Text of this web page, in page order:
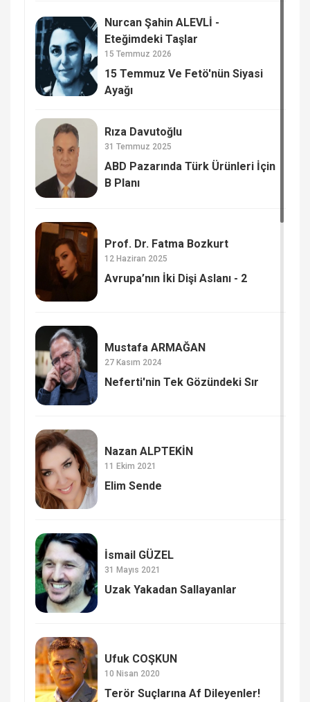
Nurcan Şahin ALEVLİ -
Eteğimdeki Taşlar
15 Temmuz 2026
15 Temmuz Ve Fetö'nün Siyasi
Ayağı
Rıza Davutoğlu
31 Temmuz 2025
ABD Pazarında Türk Ürünleri İçin
B Planı
Prof. Dr. Fatma Bozkurt
12 Haziran 2025
Avrupa’nın İki Dişi Aslanı - 2
Mustafa ARMAĞAN
27 Kasım 2024
Neferti'nin Tek Gözündeki Sır
Nazan ALPTEKİN
11 Ekim 2021
Elim Sende
İsmail GÜZEL
31 Mayıs 2021
Uzak Yakadan Sallayanlar
Ufuk COŞKUN
10 Nisan 2020
Terör Suçlarına Af Dileyenler!